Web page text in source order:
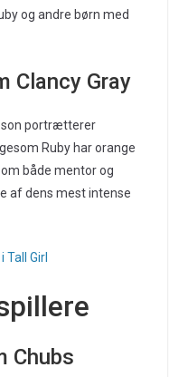
og andre børn med
Clancy Gray
portrætterer
Ruby har orange
både mentor og
af dens mest intense
Tall Girl
Chubs